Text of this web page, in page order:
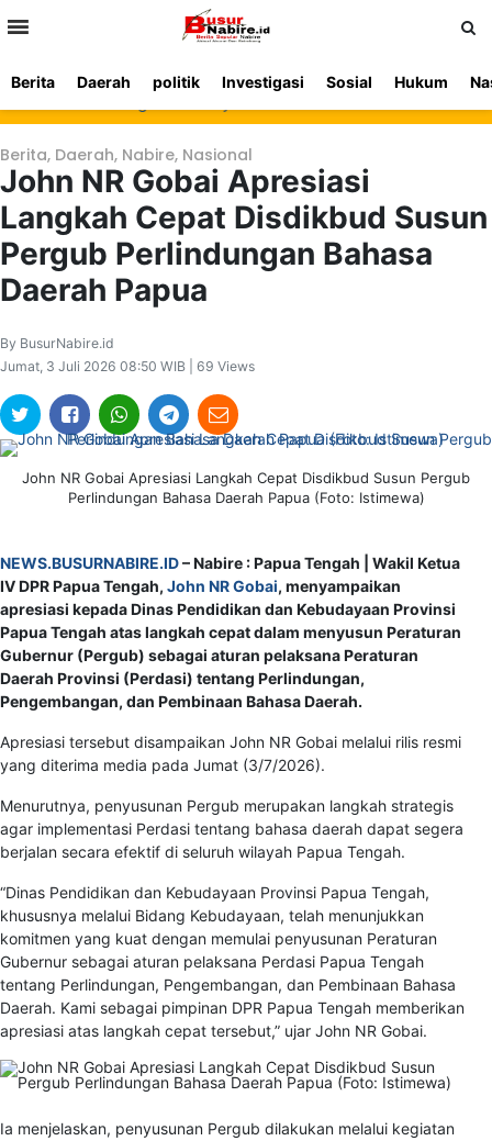
Layanan
Kami
Berita Daerah politik Investigasi Sosial Hukum
Berita, Daerah, Nabire, Nasional
John NR Gobai Apresiasi
Langkah Cepat Disdikbud Susun
Pergub Perlindungan Bahasa
Daerah Papua
By BusurNabire.id
Jumat, 3 Juli 2026 08:50 WIB | 69 Views
John NR Gobai Apresiasi Langkah Cepat Disdikbud Susun Pergub
Perlindungan Bahasa Daerah Papua (Foto: Istimewa)
NEWS.BUSURNABIRE.ID– Nabire : Papua Tengah | Wakil Ketua
IV DPR Papua Tengah, John NR Gobai, menyampaikan
apresiasi kepada Dinas Pendidikan dan Kebudayaan Provinsi
Papua Tengah atas langkah cepat dalam menyusun Peraturan
Gubernur (Pergub) sebagai aturan pelaksana Peraturan
Daerah Provinsi (Perdasi) tentang Perlindungan,
Pengembangan, dan Pembinaan Bahasa Daerah.
Apresiasi tersebut disampaikan John NR Gobai melalui rilis resmi
yang diterima media pada Jumat (3/7/2026).
Menurutnya, penyusunan Pergub merupakan langkah strategis
agar implementasi Perdasi tentang bahasa daerah dapat segera
berjalan secara efektif di seluruh wilayah Papua Tengah.
“Dinas Pendidikan dan Kebudayaan Provinsi Papua Tengah,
khususnya melalui Bidang Kebudayaan, telah menunjukkan
komitmen yang kuat dengan memulai penyusunan Peraturan
Gubernur sebagai aturan pelaksana Perdasi Papua Tengah
tentang Perlindungan, Pengembangan, dan Pembinaan Bahasa
Daerah. Kami sebagai pimpinan DPR Papua Tengah memberikan
apresiasi atas langkah cepat tersebut,” ujar John NR Gobai.
Ia menjelaskan, penyusunan Pergub dilakukan melalui kegiatan